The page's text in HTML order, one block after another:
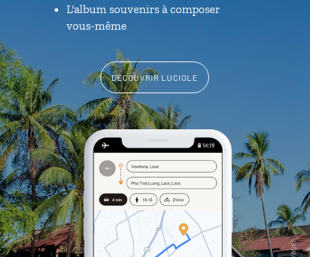
L'album souvenirs à composer
vous-même
DÉCOUVRIR LUCIOLE